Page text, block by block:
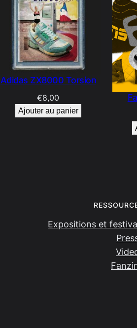
Adidas ZX8000 Torsion
€8,00
Ajouter au panier
Expositions et